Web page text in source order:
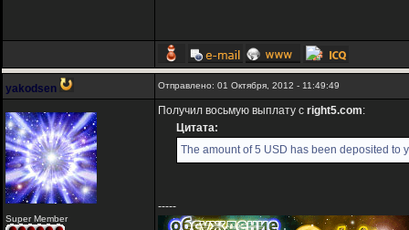
yakodsen Отправлено: 01 Октября, 2012 - 11:49:49
Super Member
Получил восьмую выплату с right5.com:
Цитата:
The amount of 5 USD has been deposited to
-----